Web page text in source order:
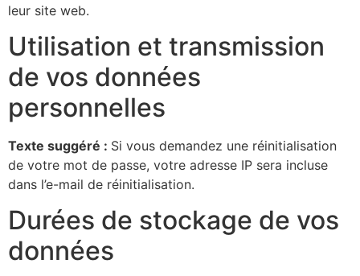
leur site web.
Utilisation et transmission
de vos données
personnelles
Texte suggéré : Si vous demandez une réinitialisation
de votre mot de passe, votre adresse IP sera incluse
dans l’e-mail de réinitialisation.
Durées de stockage de vos
données